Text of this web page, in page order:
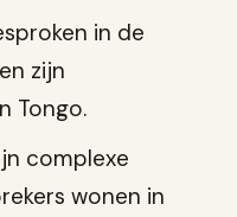
in de
zijn
Tongo.
complexe
wonen in